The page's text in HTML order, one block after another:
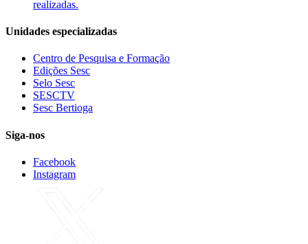
realizadas.
Unidades especializadas
Centro de Pesquisa e Formação
Edições Sesc
Selo Sesc
SESCTV
Sesc Bertioga
Siga-nos
Facebook
Instagram